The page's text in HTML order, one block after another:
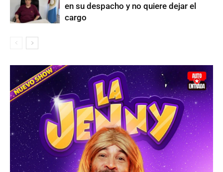
en su despacho y no quiere dejar el
cargo